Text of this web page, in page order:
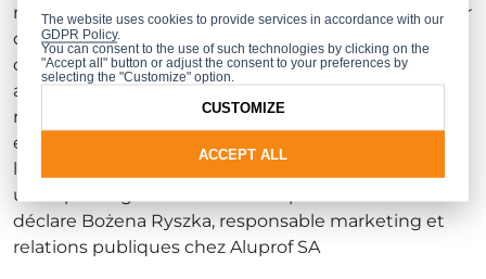
nouveau site web. Selon nos données, il est visité par
des architectes, des maîtres de l’ouvrage et des
clients individuels. Ils ont tous besoin d'un contenu
adapté qu’ils pourront trouver facilement et
rapidement. La fonctionnalité de notre nouveau site
était tout aussi importante que son apparence, d'où
le look and feel moderne du site, ce qui a également
un impact significatif sur la réception du contenu –
déclare Bożena Ryszka, responsable marketing et
relations publiques chez Aluprof SA
The website uses cookies to provide services in accordance with our
GDPR Policy.
You can consent to the use of such technologies by clicking on the
"Accept all" button or adjust the consent to your preferences by
selecting the "Customize" option.
ACCEPT ALL
CUSTOMIZE